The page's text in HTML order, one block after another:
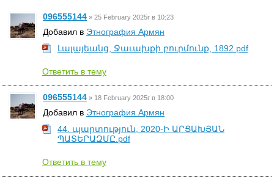
096555144 » 25 February 2025г в 10:23
Добавил в Этнография Армян
Լալայեանց, Ջաւախքի բուրմունք, 1892.pdf
Ответить в тему
096555144 » 18 February 2025г в 18:00
Добавил в Этнография Армян
44. պարտություն, 2020-Ի ԱՐՑԱԽՅԱՆ
ՊԱՏԵՐԱԶՄԸ.pdf
Ответить в тему